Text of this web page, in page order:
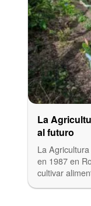
La
al futuro
La
en 1987 en
cultivar